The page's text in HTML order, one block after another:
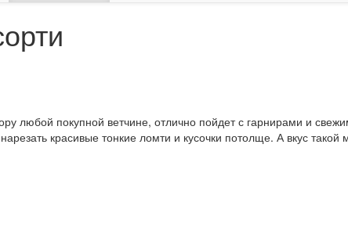
любой покупной ветчине, отлично пойдет с гарнирами и
красивые тонкие ломти и кусочки потолще. А вкус